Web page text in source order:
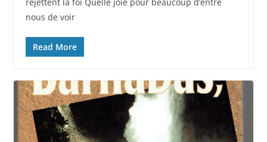
nous de voir
Read More